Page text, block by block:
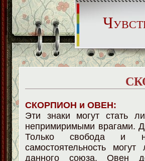
СКОРПИОН и ОВЕН:
Эти знаки могут стать
непримиримыми врагами.
Только свобода и
самостоятельность
данного союза. Овен